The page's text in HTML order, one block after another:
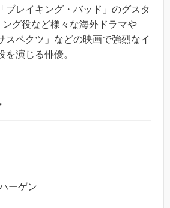
ブレイキング・バッド」のグスタ
ング役など様々な海外ドラマや
スペクツ」などの映画で強烈なイ
を演じる俳優。
ーゲン